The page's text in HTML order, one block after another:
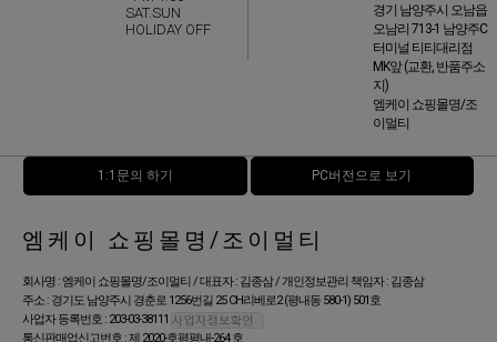
SAT.SUN
HOLIDAY OFF
경기 남양주시 오남읍
오남리 713-1 남양주C
터미널 티티대리점
MK앞 (교환, 반품주소
지)
엠케이 쇼핑몰명/조
이멀티
1:1문의 하기 PC버전으로 보기
엠케이 쇼핑몰명/조이멀티
회사명 : 엠케이 쇼핑몰명/조이멀티 / 대표자 : 김종삼 / 개인정보관리 책임자 : 김종삼
주소 : 경기도 남양주시 경춘로 1256번길 25 CH리베로2 (평내동 580-1) 501호
사업자 등록번호 : 203-03-38111
통신판매업신고번호 : 제 2020-호평평내-264 호